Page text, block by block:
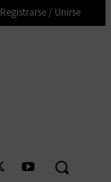
Registrarse / Unirse